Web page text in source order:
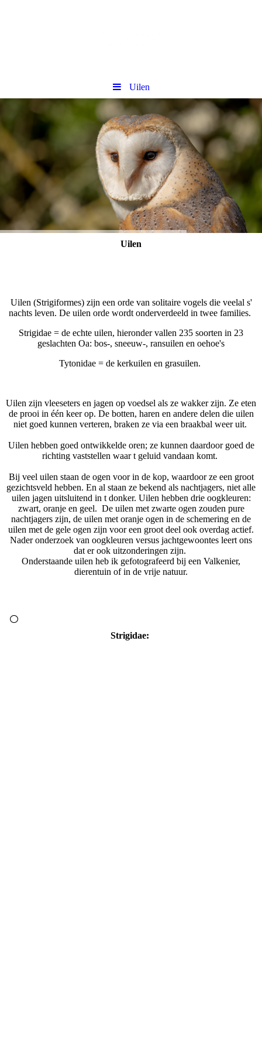
Uilen
Uilen
Uilen (Strigiformes) zijn een orde van solitaire vogels die veelal s'
nachts leven. De uilen orde wordt onderverdeeld in twee families.
Strigidae = de echte uilen, hieronder vallen 235 soorten in 23
geslachten Oa: bos-, sneeuw-, ransuilen en oehoe's
Tytonidae = de kerkuilen en grasuilen.
Uilen zijn vleeseters en jagen op voedsel als ze wakker zijn. Ze eten
de prooi in één keer op. De botten, haren en andere delen die uilen
niet goed kunnen verteren, braken ze via een braakbal weer uit.
Uilen hebben goed ontwikkelde oren; ze kunnen daardoor goed de
richting vaststellen waar t geluid vandaan komt.
Bij veel uilen staan de ogen voor in de kop, waardoor ze een groot
gezichtsveld hebben. En al staan ze bekend als nachtjagers, niet alle
uilen jagen uitsluitend in t donker. Uilen hebben drie oogkleuren:
zwart, oranje en geel. De uilen met zwarte ogen zouden pure
nachtjagers zijn, de uilen met oranje ogen in de schemering en de
uilen met de gele ogen zijn voor een groot deel ook overdag actief.
Nader onderzoek van oogkleuren versus jachtgewoontes leert ons
dat er ook uitzonderingen zijn.
Onderstaande uilen heb ik gefotografeerd bij een Valkenier,
dierentuin of in de vrije natuur.
Strigidae: